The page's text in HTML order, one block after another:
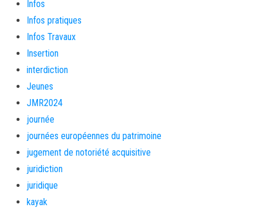
Infos
Infos pratiques
Infos Travaux
Insertion
interdiction
Jeunes
JMR2024
journée
journées européennes du patrimoine
jugement de notoriété acquisitive
juridiction
juridique
kayak